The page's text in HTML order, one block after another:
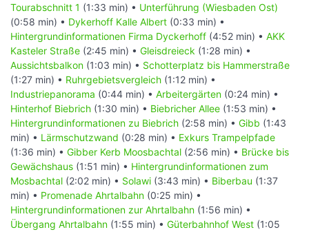
Tourabschnitt 1 (1:33 min) • Unterführung (Wiesbaden Ost)
(0:58 min) • Dykerhoff Kalle Albert (0:33 min) •
Hintergrundinformationen Firma Dyckerhoff (4:52 min) • AKK
Kasteler Straße (2:45 min) • Gleisdreieck (1:28 min) •
Aussichtsbalkon (1:03 min) • Schotterplatz bis Hammerstraße
(1:27 min) • Ruhrgebietsvergleich (1:12 min) •
Industriepanorama (0:44 min) • Arbeitergärten (0:24 min) •
Hinterhof Biebrich (1:30 min) • Biebricher Allee (1:53 min) •
Hintergrundinformationen zu Biebrich (2:58 min) • Gibb (1:43
min) • Lärmschutzwand (0:28 min) • Exkurs Trampelpfade
(1:36 min) • Gibber Kerb Moosbachtal (2:56 min) • Brücke bis
Gewächshaus (1:51 min) • Hintergrundinformationen zum
Mosbachtal (2:02 min) • Solawi (3:43 min) • Biberbau (1:37
min) • Promenade Ahrtalbahn (0:25 min) •
Hintergrundinformationen zur Ahrtalbahn (1:56 min) •
Übergang Ahrtalbahn (1:55 min) • Güterbahnhof West (1:05